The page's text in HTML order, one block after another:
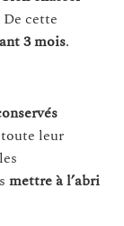
cette
3 mois.
leur
mettre à l’abri